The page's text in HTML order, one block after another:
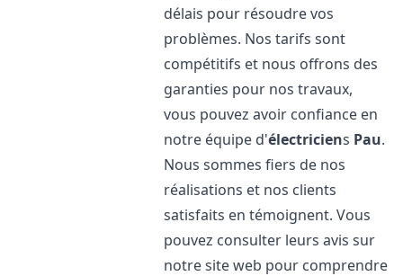
délais pour résoudre vos
problèmes. Nos tarifs sont
compétitifs et nous offrons des
garanties pour nos travaux,
vous pouvez avoir confiance en
notre équipe d'électriciens Pau.
Nous sommes fiers de nos
réalisations et nos clients
satisfaits en témoignent. Vous
pouvez consulter leurs avis sur
notre site web pour comprendre